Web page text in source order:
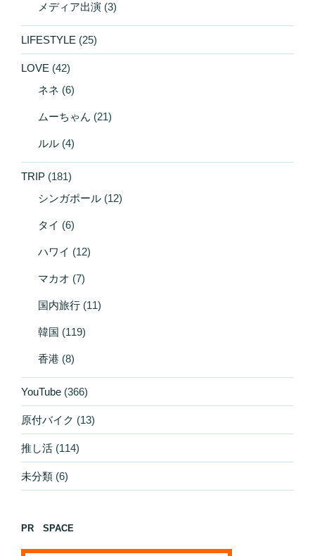
メディア出演 (3)
LIFESTYLE (25)
LOVE (42)
ネネ (6)
ムーちゃん (21)
ルル (4)
TRIP (181)
シンガポール (12)
タイ (6)
ハワイ (12)
マカオ (7)
国内旅行 (11)
韓国 (119)
香港 (8)
YouTube (366)
原付バイク (13)
推し活 (114)
未分類 (6)
PR SPACE